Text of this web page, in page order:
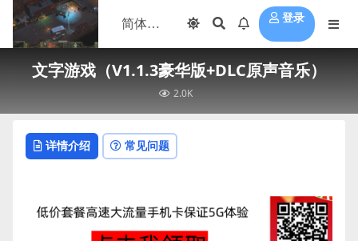
登录
文字游戏（V1.1.3豪华版+DLC原声音乐）
2.0K
详情介绍 常见问题